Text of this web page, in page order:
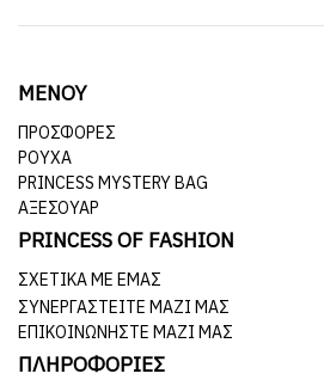
ΜΕΝΟΥ
ΠΡΟΣΦΟΡΕΣ
ΡΟΥΧΑ
PRINCESS MYSTERY BAG
ΑΞΕΣΟΥΑΡ
PRINCESS OF FASHION
ΣΧΕΤΙΚΆ ΜΕ ΕΜΆΣ
ΣΥΝΕΡΓΑΣΤΕΊΤΕ ΜΑΖΊ ΜΑΣ
ΕΠΙΚΟΙΝΩΝΉΣΤΕ ΜΑΖΊ ΜΑΣ
ΠΛΗΡΟΦΟΡΙΕΣ